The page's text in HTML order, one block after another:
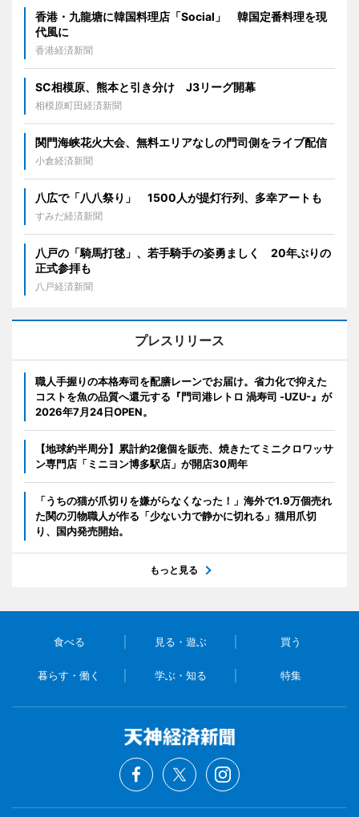
香港・九龍塘に韓国料理店「Social」 韓国定番料理を現
代風に
香港経済新聞
SC相模原、熊本と引き分け J3リーグ開幕
相模原町田経済新聞
関門海峡花火大会、無料エリアなしの門司側をライブ配信
小倉経済新聞
八広で「八八祭り」 1500人が提灯行列、多幸アートも
すみだ経済新聞
八戸の「騎馬打毬」、若手騎手の姿勇ましく 20年ぶりの
正式参拝も
八戸経済新聞
プレスリリース
職人手握りの本格寿司を配膳レーンでお届け。省力化で抑えた
コストを魚の品質へ還元する『門司港レトロ 渦寿司 -UZU-』が
2026年7月24日OPEN。
【地球約半周分】累計約2億個を販売、焼きたてミニクロワッサ
ン専門店「ミニヨン博多駅店」が開店30周年
「うちの猫が爪切りを嫌がらなくなった！」海外で1.9万個売れ
た関の刃物職人が作る「少ない力で静かに切れる」猫用爪切
り、国内発売開始。
もっと見る
食べる 見る・遊ぶ 買う
暮らす・働く 学ぶ・知る 特集